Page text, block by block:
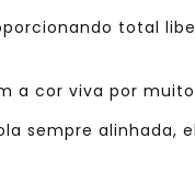
total
a cor viva por
sempre alinhada,